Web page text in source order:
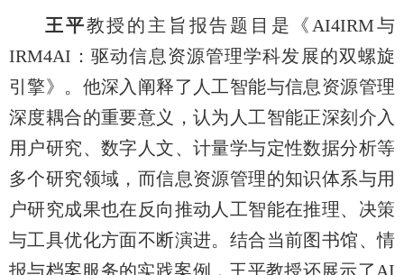
王平教授的主旨报告题目是《AI4IRM与
IRM4AI：驱动信息资源管理学科发展的双螺旋
引擎》。他深入阐释了人工智能与信息资源管理
深度耦合的重要意义，认为人工智能正深刻介入
用户研究、数字人文、计量学与定性数据分析等
多个研究领域，而信息资源管理的知识体系与用
户研究成果也在反向推动人工智能在推理、决策
与工具优化方面不断演进。结合当前图书馆、情
报与档案服务的实践案例，王平教授还展示了AI